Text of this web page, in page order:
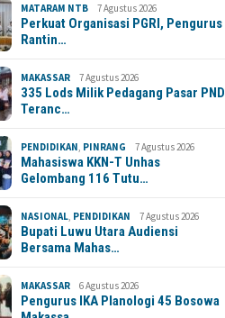
MATARAM NTB 7 Agustus 2026
Perkuat Organisasi PGRI, Pengurus
Rantin…
MAKASSAR 7 Agustus 2026
335 Lods Milik Pedagang Pasar PND
Teranc…
PENDIDIKAN PINRANG 7 Agustus 2026
Mahasiswa KKN-T Unhas
Gelombang 116 Tutu…
NASIONAL PENDIDIKAN 7 Agustus 2026
Bupati Luwu Utara Audiensi
Bersama Mahas…
MAKASSAR 6 Agustus 2026
Pengurus IKA Planologi 45 Bosowa